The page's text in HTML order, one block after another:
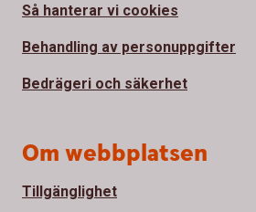
Så hanterar vi cookies
Behandling av personuppgifter
Bedrägeri och säkerhet
Om webbplatsen
Tillgänglighet